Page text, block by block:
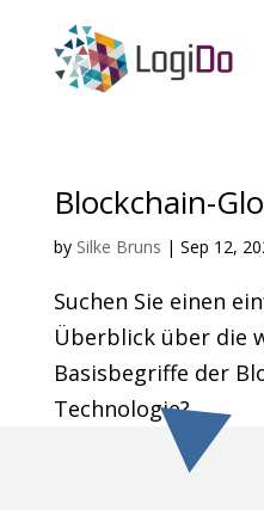
Blockchain-
by Silke Bruns | Sep 12,
Suchen Sie einen
Überblick über die
Basisbegriffe der
Technologie?